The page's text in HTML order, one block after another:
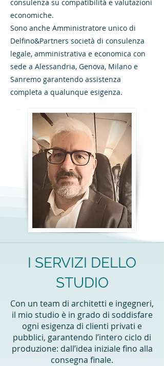
consulenza su compatibilità e valutazioni
economiche.
​Sono anche Amministratore unico di
Delfino&Partners società di consulenza
legale, amministrativa e economica con
sede a Alessandria, Genova, Milano e
Sanremo garantendo assistenza
completa a qualunque esigenza.
I SERVIZI DELLO
STUDIO
Con un team di architetti e ingegneri,
il mio studio è in grado di soddisfare
ogni esigenza di clienti privati e
pubblici, garantendo l’intero ciclo di
produzione: dall’idea iniziale fino alla
consegna finale.